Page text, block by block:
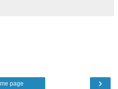
›
page